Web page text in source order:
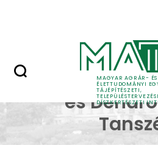
MAGYAR AGRÁR- ÉS
ÉLETTUDOMÁNYI
TÁJÉPÍTÉSZETI,
DÍSZKERTÉSZETI
Védett
és